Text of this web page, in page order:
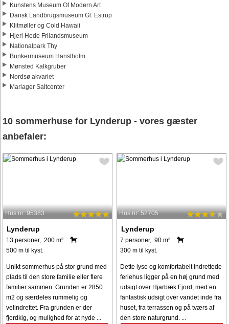
Kunstens Museum Of Modern Art
Dansk Landbrugsmuseum Gl. Estrup
Klitmøller og Cold Hawaii
Hjerl Hede Frilandsmuseum
Nationalpark Thy
Bunkermuseum Hanstholm
Mønsted Kalkgruber
Nordsø akvariet
Mariager Saltcenter
10 sommerhuse for Lynderup - vores gæster
anbefaler:
Hus nr: 95383
Lynderup
13 personer, 200 m²
500 m til kyst.
Unikt sommerhus på stor grund med
plads til den store familie eller flere
familier sammen. Grunden er 2850
m2 og særdeles rummelig og
velindrettet. Fra grunden er der
fjordkig, og mulighed for at nyde ...
Hus nr: 52705
Lynderup
7 personer, 90 m²
300 m til kyst.
Dette lyse og komfortabelt indrettede
feriehus ligger på en høj grund med
udsigt over Hjarbæk Fjord, med en
fantastisk udsigt over vandet inde fra
huset, fra terrassen og på tværs af
den store naturgrund. ...